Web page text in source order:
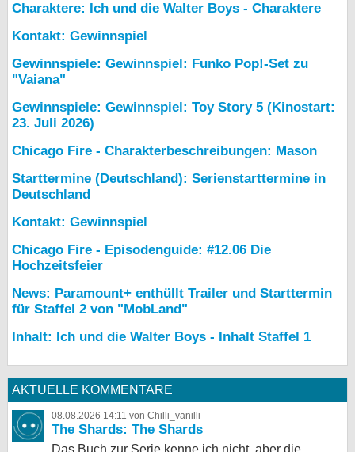
Charaktere: Ich und die Walter Boys - Charaktere
Kontakt: Gewinnspiel
Gewinnspiele: Gewinnspiel: Funko Pop!-Set zu
"Vaiana"
Gewinnspiele: Gewinnspiel: Toy Story 5 (Kinostart:
23. Juli 2026)
Chicago Fire - Charakterbeschreibungen: Mason
Starttermine (Deutschland): Serienstarttermine in
Deutschland
Kontakt: Gewinnspiel
Chicago Fire - Episodenguide: #12.06 Die
Hochzeitsfeier
News: Paramount+ enthüllt Trailer und Starttermin
für Staffel 2 von "MobLand"
Inhalt: Ich und die Walter Boys - Inhalt Staffel 1
AKTUELLE KOMMENTARE
08.08.2026 14:11 von Chilli_vanilli
The Shards: The Shards
Das Buch zur Serie kenne ich nicht, aber die